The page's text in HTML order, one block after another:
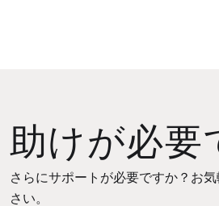
助けが必要
さらにサポートが必要ですか？お
さい。